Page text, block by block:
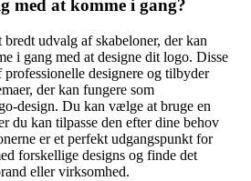
med at komme i gang?
udvalg af skabeloner, der kan
i gang med at designe dit logo. Disse
professionelle designere og tilbyder
der kan fungere som
design. Du kan vælge at bruge en
du kan tilpasse den efter dine behov
er et perfekt udgangspunkt for
forskellige designs og finde det
eller virksomhed.